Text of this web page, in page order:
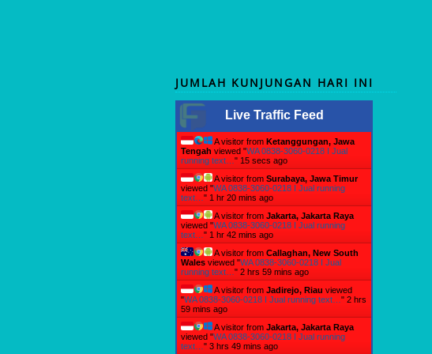
JUMLAH KUNJUNGAN HARI INI
Live Traffic Feed
A visitor from Ketanggungan, Jawa
Tengah viewed "WA 0838-3060-0218 I Jual
running text… " 16 secs ago
A visitor from Surabaya, Jawa Timur
viewed "WA 0838-3060-0218 I Jual running
text… " 1 hr 20 mins ago
A visitor from Jakarta, Jakarta Raya
viewed "WA 0838-3060-0218 I Jual running
text… " 1 hr 42 mins ago
A visitor from Callaghan, New South
Wales viewed "WA 0838-3060-0218 I Jual
running text… " 2 hrs 59 mins ago
A visitor from Jadirejo, Riau viewed
"WA 0838-3060-0218 I Jual running text… " 2 hrs
59 mins ago
A visitor from Jakarta, Jakarta Raya
viewed "WA 0838-3060-0218 I Jual running
text… " 3 hrs 49 mins ago